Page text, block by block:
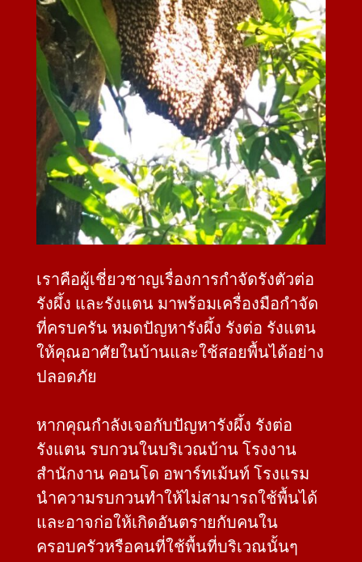
เราคือผู้เชี่ยวชาญเรื่องการกำจัดรังตัวต่อ
รังผึ้ง และรังแตน มาพร้อมเครื่องมือกำจัด
ที่ครบครัน หมดปัญหารังผึ้ง รังต่อ รังแตน
ให้คุณอาศัยในบ้านและใช้สอยพื้นได้อย่าง
ปลอดภัย
หากคุณกำลังเจอกับปัญหารังผึ้ง รังต่อ
รังแตน รบกวนในบริเวณบ้าน โรงงาน
สำนักงาน คอนโด อพาร์ทเม้นท์ โรงแรม
นำความรบกวนทำให้ไม่สามารถใช้พื้นได้
และอาจก่อให้เกิดอันตรายกับคนใน
ครอบครัวหรือคนที่ใช้พื้นที่บริเวณนั้นๆ